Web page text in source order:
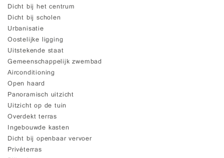
Dicht bij het centrum
Dicht bij scholen
Urbanisatie
Oostelijke ligging
Uitstekende staat
Gemeenschappelijk zwembad
Airconditioning
Open haard
Panoramisch uitzicht
Uitzicht op de tuin
Overdekt terras
Ingebouwde kasten
Dicht bij openbaar vervoer
Privéterras